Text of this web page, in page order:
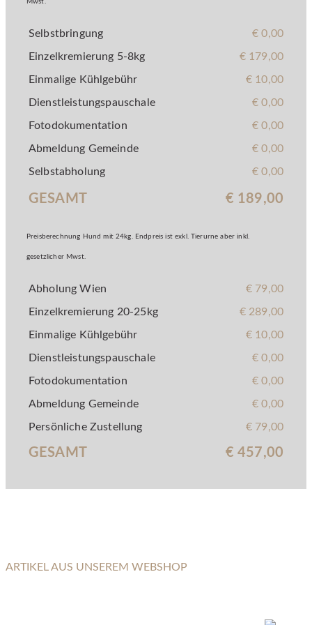
Selbstbringung € 0,00
Einzelkremierung 5-8kg € 179,00
Einmalige Kühlgebühr € 10,00
Dienstleistungspauschale € 0,00
Fotodokumentation € 0,00
Abmeldung Gemeinde € 0,00
Selbstabholung € 0,00
GESAMT € 189,00
Preisberechnung Hund mit 24kg. Endpreis ist exkl. Tierurne aber inkl.
gesetzlicher Mwst.
Abholung Wien € 79,00
Einzelkremierung 20-25kg € 289,00
Einmalige Kühlgebühr € 10,00
Dienstleistungspauschale € 0,00
Fotodokumentation € 0,00
Abmeldung Gemeinde € 0,00
Persönliche Zustellung € 79,00
GESAMT € 457,00
ARTIKEL AUS UNSEREM WEBSHOP